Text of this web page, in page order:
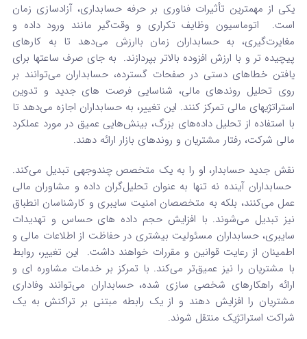
یکی از مهمترین تأثیرات فناوری بر حرفه حسابداری، آزادسازی زمان
است.
اتوماسیون وظایف تکراری و وقت‌گیر مانند ورود داده و
مغایرت‌گیری، به حسابداران زمان باارزش می‌دهد تا به کارهای
پیچیده تر و با ارزش افزوده بالاتر بپردازند. به جای صرف ساعتها برای
یافتن خطاهای دستی در صفحات گسترده، حسابداران می‌توانند بر
روی تحلیل روندهای مالی، شناسایی فرصت های جدید و تدوین
استراتژیهای مالی تمرکز کنند. این تغییر، به حسابداران اجازه می‌دهد تا
با استفاده از تحلیل داده‌های بزرگ، بینش‌هایی عمیق در مورد عملکرد
مالی شرکت، رفتار مشتریان و روندهای بازار ارائه دهند.
نقش جدید حسابدار، او را به یک متخصص چندوجهی تبدیل می‌کند.
حسابداران آینده نه تنها به عنوان تحلیل‌گران داده و مشاوران مالی
عمل می‌کنند، بلکه به متخصصان امنیت سایبری و کارشناسان انطباق
نیز تبدیل می‌شوند. با افزایش حجم داده‌ های حساس و تهدیدات
سایبری، حسابداران مسئولیت بیشتری در حفاظت از اطلاعات مالی و
اطمینان از رعایت قوانین و مقررات خواهند داشت. این تغییر، روابط
با مشتریان را نیز عمیق‌تر می‌کند. با تمرکز بر خدمات مشاوره‌ ای و
ارائه راهکارهای شخصی‌ سازی‌ شده، حسابداران می‌توانند وفاداری
مشتریان را افزایش دهند و از یک رابطه مبتنی بر تراکنش به یک
شراکت استراتژیک منتقل شوند.